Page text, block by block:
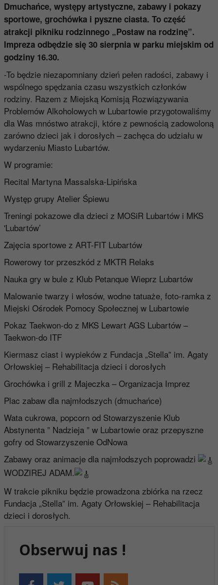
Dmuchańce, występy artystyczne, zabawy i pokazy
sportowe, grochówka i pyszne ciasta. To część
atrakcji pikniku rodzinnego „Postaw na rodzinę”.
Impreza odbędzie się 30 sierpnia w parku miejskim od
godziny 16.30.
-To będzie niezapomniany dzień pełen radości, zabawy i
wspólnego spędzania czasu wszystkich członków
rodziny. Razem z Miejską Komisją Rozwiązywania
Problemów Alkoholowych w Lubartowie przygotowaliśmy
dla Was mnóstwo atrakcji, które z pewnością zadowoloną
zarówno dzieci jak i dorosłych – zachęca do udziału w
wydarzeniu Miasto Lubartów.
W programie:
Recital Martyna Massalska-Lipińska
Występ grupy Atelier Śpiewu
Treningi pokazowe dla dzieci z MOSiR Lubartówi MKS
'Lubartów’
Zajęcia sportowe z ART-FIT Lubartów
Rowerowy tor przeszkód z MKTR Relaks
Nauka gry w bule z Klub Petanque Wieprz Lubartów
Malowanie twarzy i włosów, wodne tatuaże, foto-ramka z
Miejski Ośrodek Pomocy Społecznej w Lubartowie
Pokaz Taekwon-do z MKS Lewart AGS Lubartów –
Taekwon-do ITF
Kiermasz ciast i wypieków z Fundacja „Stella” im. Agaty
Orłowskiej – Rehabilitacja dzieci i dorosłych
Grochówka i grill z Majeczka – Organizacja Imprez
Plac zabaw dla najmłodszych (dmuchańce)
Wata cukrowa, popcorn od Stowarzyszenie Klub
Abstynenta ” Nadzieja ” w Lubartowieoraz przepyszne
gofry od Stowarzyszenie OdNowa
Zabawy oraz animacje dla najmłodszych poprowadzi
WODZIREJ ADAM.
W trakcie pikniku będzie prowadzona zbiórka na rzecz
Fundacja „Stella” im. Agaty Orłowskiej – Rehabilitacja
dzieci i dorosłych.
Obserwuj nas !